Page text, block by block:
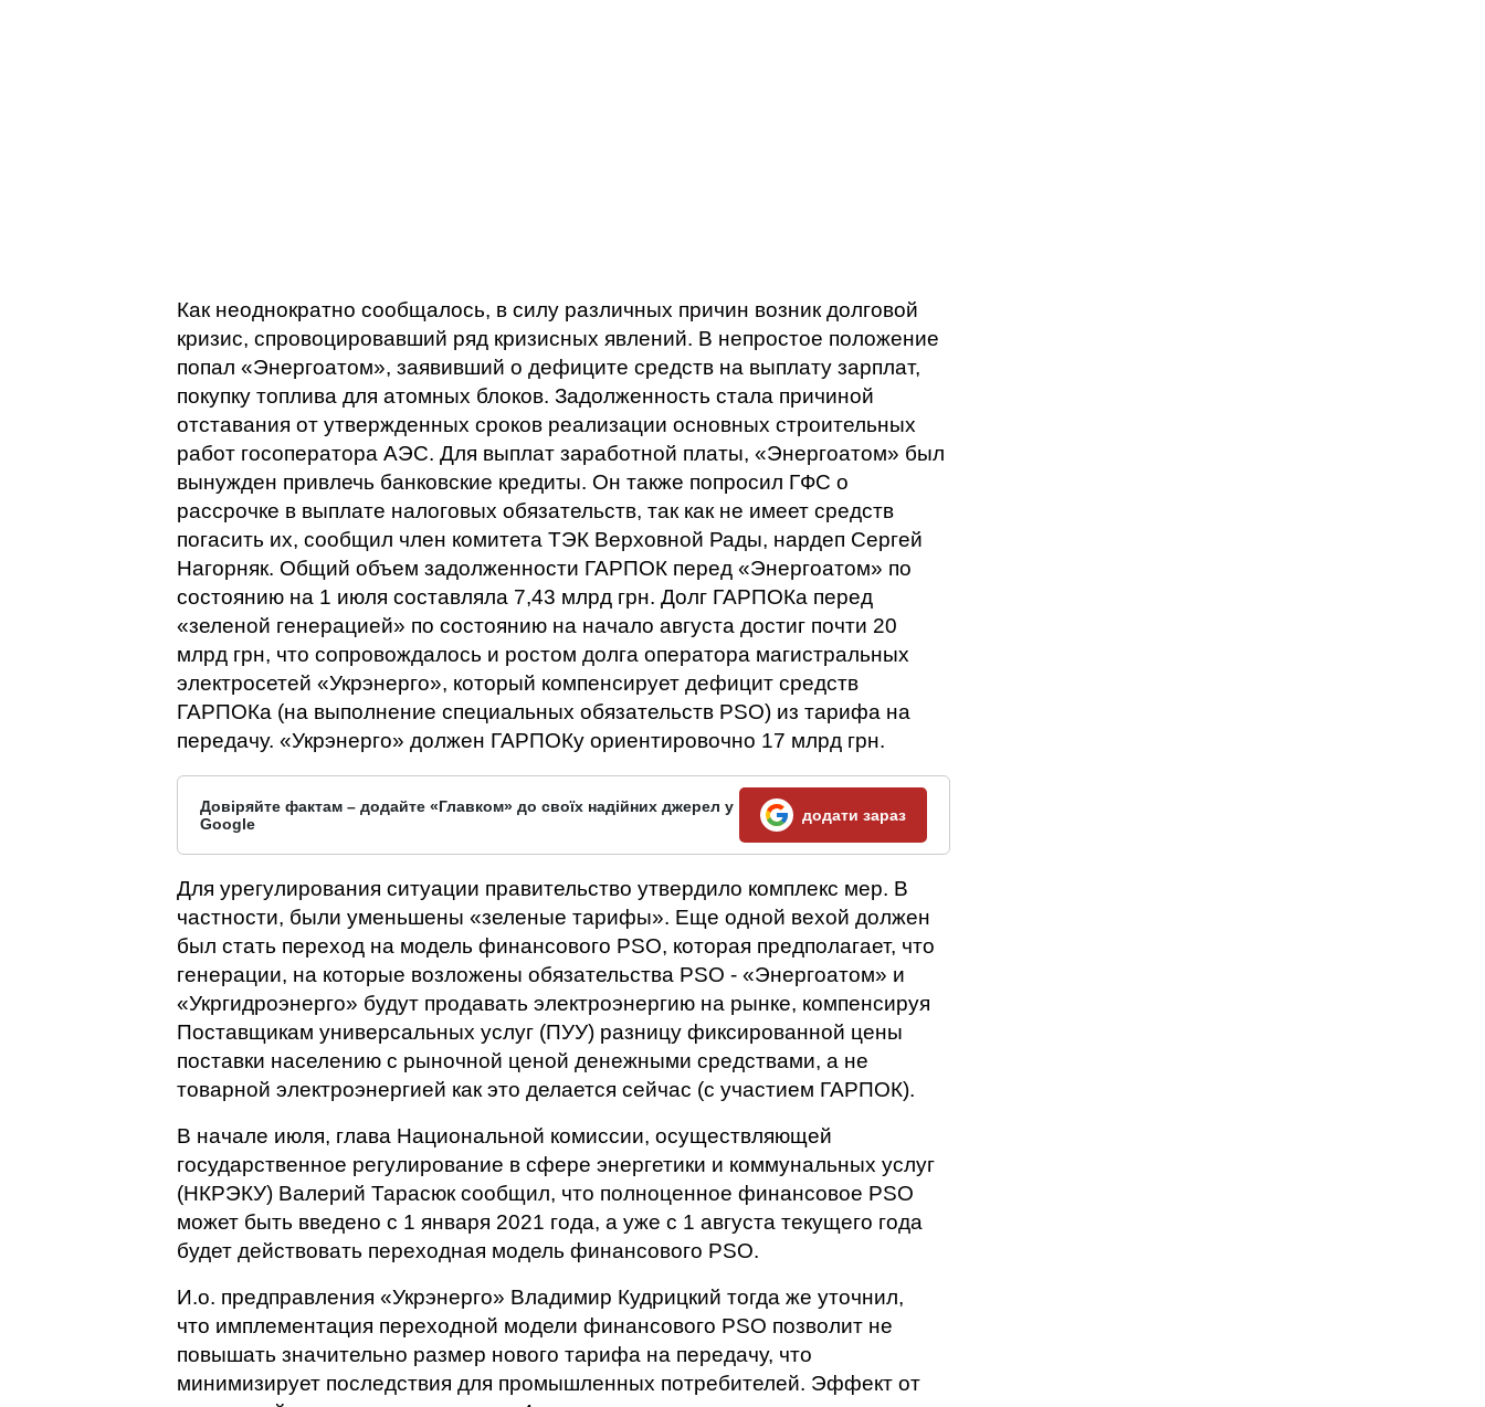
Как неоднократно сообщалось, в силу различных причин возник долговой
кризис, спровоцировавший ряд кризисных явлений. В непростое положение
попал «Энергоатом», заявивший о дефиците средств на выплату зарплат,
покупку топлива для атомных блоков. Задолженность стала причиной
отставания от утвержденных сроков реализации основных строительных
работ госоператора АЭС. Для выплат заработной платы, «Энергоатом» был
вынужден привлечь банковские кредиты. Он также попросил ГФС о
рассрочке в выплате налоговых обязательств, так как не имеет средств
погасить их, сообщил член комитета ТЭК Верховной Рады, нардеп Сергей
Нагорняк. Общий объем задолженности ГАРПОК перед «Энергоатом» по
состоянию на 1 июля составляла 7,43 млрд грн. Долг ГАРПОКа перед
«зеленой генерацией» по состоянию на начало августа достиг почти 20
млрд грн, что сопровождалось и ростом долга оператора магистральных
электросетей «Укрэнерго», который компенсирует дефицит средств
ГАРПОКа (на выполнение специальных обязательств PSO) из тарифа на
передачу. «Укрэнерго» должен ГАРПОКу ориентировочно 17 млрд грн.
Довіряйте фактам – додайте «Главком» до своїх надійних джерел у
Google
додати зараз
Для урегулирования ситуации правительство утвердило комплекс мер. В
частности, были уменьшены «зеленые тарифы». Еще одной вехой должен
был стать переход на модель финансового PSO, которая предполагает, что
генерации, на которые возложены обязательства PSO - «Энергоатом» и
«Укргидроэнерго» будут продавать электроэнергию на рынке, компенсируя
Поставщикам универсальных услуг (ПУУ) разницу фиксированной цены
поставки населению с рыночной ценой денежными средствами, а не
товарной электроэнергией как это делается сейчас (с участием ГАРПОК).
В начале июля, глава Национальной комиссии, осуществляющей
государственное регулирование в сфере энергетики и коммунальных услуг
(НКРЭКУ) Валерий Тарасюк сообщил, что полноценное финансовое PSO
может быть введено с 1 января 2021 года, а уже с 1 августа текущего года
будет действовать переходная модель финансового PSO.
И.о. предправления «Укрэнерго» Владимир Кудрицкий тогда же уточнил,
что имплементация переходной модели финансового PSO позволит не
повышать значительно размер нового тарифа на передачу, что
минимизирует последствия для промышленных потребителей. Эффект от